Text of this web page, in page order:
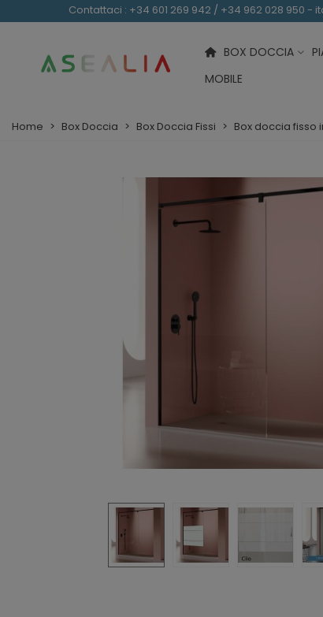
Contattaci : +34 601 269 942 / +34 962 028 950 -
BOX DOCCIA
MOBILE
Home > Box Doccia > Box Doccia Fissi > Box doccia fisso